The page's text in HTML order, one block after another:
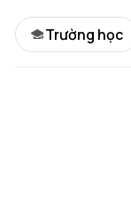
Trường học